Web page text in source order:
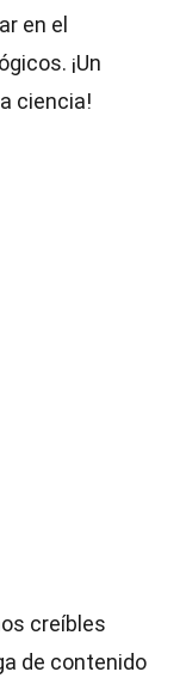
en el
¡Un
ciencia!
creíbles
de contenido